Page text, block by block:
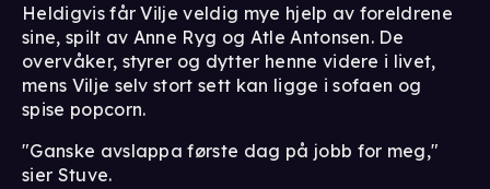
Heldigvis får Vilje veldig mye hjelp av foreldrene
sine, spilt av Anne Ryg og Atle Antonsen. De
overvåker, styrer og dytter henne videre i livet,
mens Vilje selv stort sett kan ligge i sofaen og
spise popcorn.
"Ganske avslappa første dag på jobb for meg,"
sier Stuve.